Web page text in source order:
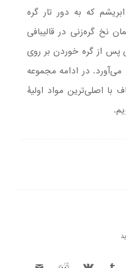
که به دور تار گره
نخ گره‌زنی در قالیبافی
پس از گره خوردن بر روی
در ادامه مجموعه
اصلی‌ترین مواد اولیۀ